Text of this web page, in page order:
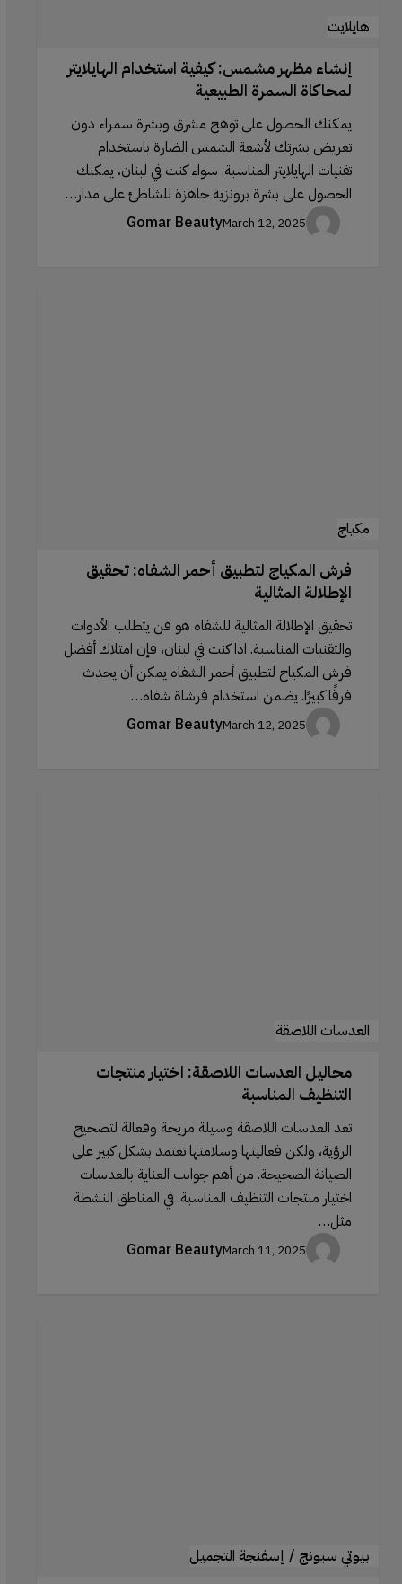
هايلايت
إنشاء مظهر مشمس: كيفية استخدام الهايلايتر
لمحاكاة السمرة الطبيعية
يمكنك الحصول على توهج مشرق وبشرة سمراء دون
تعريض بشرتك لأشعة الشمس الضارة باستخدام
تقنيات الهايلايتر المناسبة. سواء كنت في لبنان، يمكنك
الحصول على بشرة برونزية جاهزة للشاطئ على مدار…
Gomar BeautyMarch 12, 2025
مكياج
فرش المكياج لتطبيق أحمر الشفاه: تحقيق
الإطلالة المثالية
تحقيق الإطلالة المثالية للشفاه هو فن يتطلب الأدوات
والتقنيات المناسبة. اذا كنت في لبنان، فإن امتلاك أفضل
فرش المكياج لتطبيق أحمر الشفاه يمكن أن يحدث
فرقًا كبيرًا. يضمن استخدام فرشاة شفاه…
Gomar BeautyMarch 12, 2025
العدسات اللاصقة
محاليل العدسات اللاصقة: اختيار منتجات
التنظيف المناسبة
تعد العدسات اللاصقة وسيلة مريحة وفعالة لتصحيح
الرؤية، ولكن فعاليتها وسلامتها تعتمد بشكل كبير على
الصيانة الصحيحة. من أهم جوانب العناية بالعدسات
اختيار منتجات التنظيف المناسبة. في المناطق النشطة
مثل…
Gomar BeautyMarch 11, 2025
بيوتي سبونج / إسفنجة التجميل